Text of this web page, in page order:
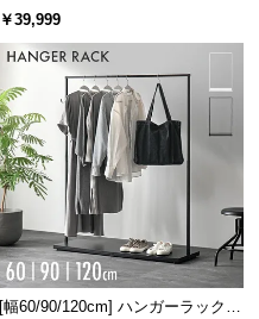
ターテーブル 美しい格子デザイン
￥39,999
[幅60/90/120cm] ハンガーラック